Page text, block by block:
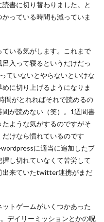
書に切り替わりました。と
っている時間も減っていま
いる気がします。これまで
入って寝るというだけだっ
ていないとやらないといけな
に切り上げるようになりま
間がとれればそれで読めるの
が読めない（笑）。1週間書
ような気がするのですがそ
けなら慣れているのです
に適当に追加したプ
し切れていなくて苦労して
出来ていたtwitter連携がまだ
トゲームがいくつかあった
デイリーミッションとかの呪